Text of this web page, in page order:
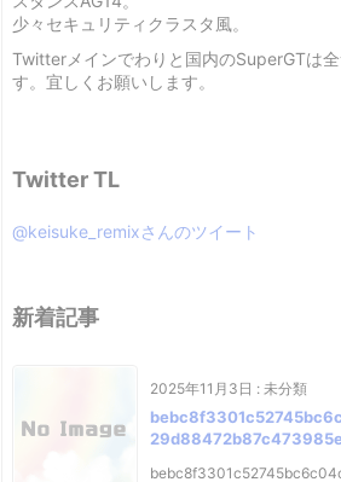
少々セキュリティクラスタ風。
Twitterメインでわりと国内のSuperGTは
す。宜しくお願いします。
Twitter TL
@keisuke_remixさんのツイート
新着記事
2025年11月3日 : 未分類